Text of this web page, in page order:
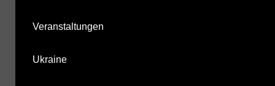
Veranstaltungen
Ukraine